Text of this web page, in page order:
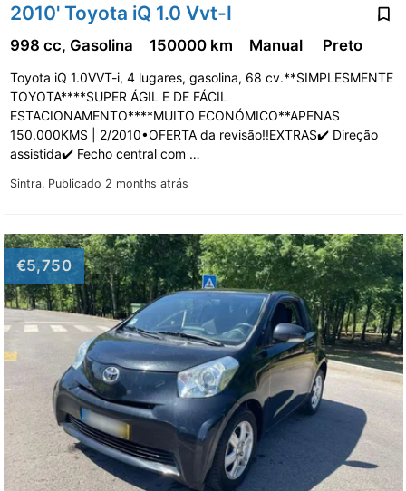
2010' Toyota iQ 1.0 Vvt-I
Sintra. Publicado 2 months atrás
998 cc, Gasolina 150000 km Manual Preto
Toyota iQ 1.0VVT-i, 4 lugares, gasolina, 68 cv.**SIMPLESMENTE
TOYOTA****SUPER ÁGIL E DE FÁCIL
ESTACIONAMENTO****MUITO ECONÓMICO**APENAS
150.000KMS | 2/2010•OFERTA da revisão!!EXTRAS✔️ Direção
assistida✔️ Fecho central com …
€5,750